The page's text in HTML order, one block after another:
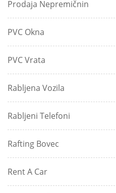
Prodaja Nepremičnin
PVC Okna
PVC Vrata
Rabljena Vozila
Rabljeni Telefoni
Rafting Bovec
Rent A Car